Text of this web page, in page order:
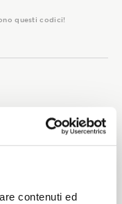
contenuti ed
questi codici!